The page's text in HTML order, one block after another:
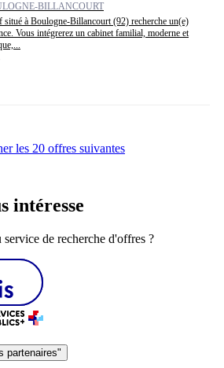
BILLANCOURT
situé à Boulogne-Billancourt (92) recherche un(e)
Vous intégrerez un cabinet familial, moderne et
les 20 offres suivantes
intéresse
de recherche d'offres ?
partenaires"